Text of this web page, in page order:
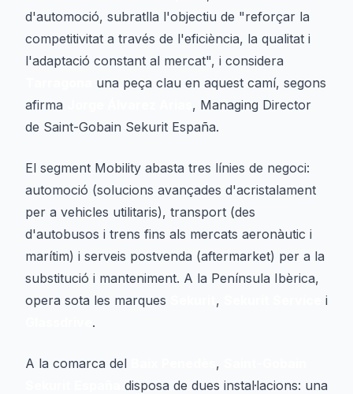
d'automoció, subratlla l'objectiu de "reforçar la
competitivitat a través de l'eficiència, la qualitat i
l'adaptació constant al mercat", i considera
una peça clau en aquest camí, segons
afirma
, Managing Director
de Saint-Gobain Sekurit España.
El segment Mobility abasta tres línies de negoci:
automoció (solucions avançades d'acristalament
per a vehicles utilitaris), transport (des
d'autobusos i trens fins als mercats aeronàutic i
marítim) i serveis postvenda (aftermarket) per a la
substitució i manteniment. A la Península Ibèrica,
opera sota les marques
,
i
.
A la comarca del ,
disposa de dues instal·lacions: una